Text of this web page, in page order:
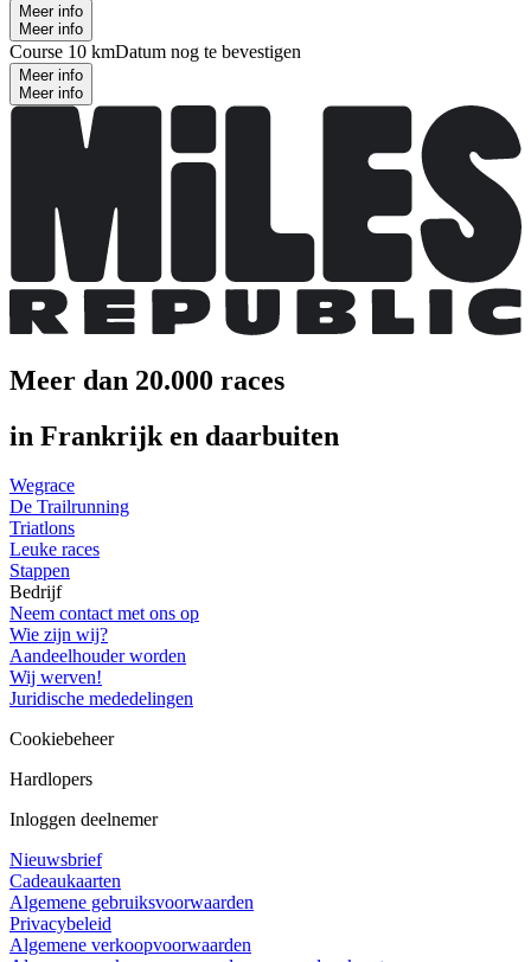
Meer info
Meer info
Course 10 kmDatum nog te bevestigen
Meer info
Meer info
Meer dan 20.000 races
in Frankrijk en daarbuiten
Wegrace
De Trailrunning
Triatlons
Leuke races
Stappen
Bedrijf
Neem contact met ons op
Wie zijn wij?
Aandeelhouder worden
Wij werven!
Juridische mededelingen
Cookiebeheer
Hardlopers
Inloggen deelnemer
Nieuwsbrief
Cadeaukaarten
Algemene gebruiksvoorwaarden
Privacybeleid
Algemene verkoopvoorwaarden